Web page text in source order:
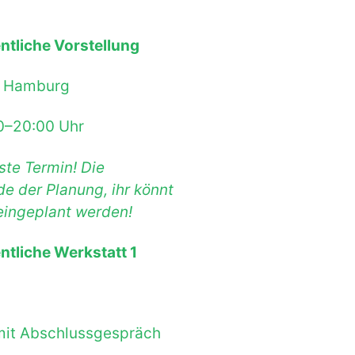
Vorstellung
Uhr
Termin! Die
der Planung, ihr könnt
werden!
Werkstatt 1
Abschlussgespräch